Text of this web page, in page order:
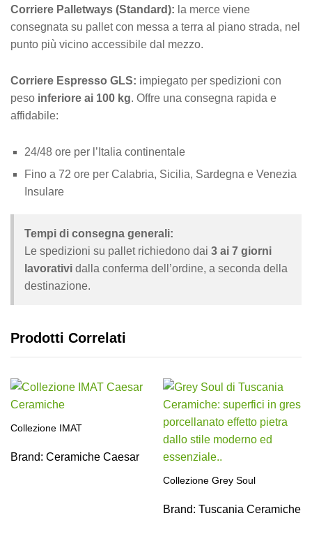
Corriere Palletways (Standard): la merce viene
consegnata su pallet con messa a terra al piano strada, nel
punto più vicino accessibile dal mezzo.
Corriere Espresso GLS: impiegato per spedizioni con
peso inferiore ai 100 kg. Offre una consegna rapida e
affidabile:
24/48 ore per l’Italia continentale
Fino a 72 ore per Calabria, Sicilia, Sardegna e Venezia
Insulare
Tempi di consegna generali:
Le spedizioni su pallet richiedono dai 3 ai 7 giorni
lavorativi dalla conferma dell’ordine, a seconda della
destinazione.
Prodotti Correlati
Collezione IMAT
Brand: Ceramiche Caesar
Collezione Grey Soul
Brand: Tuscania Ceramiche